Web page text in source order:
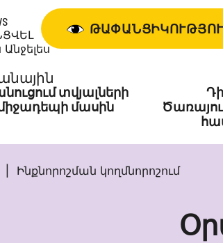
Անջելես
տվյալների
մասին
Ինքնորոշման կողմնորոշում